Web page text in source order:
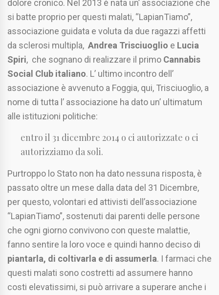
dolore cronico. Nel 2013 è nata un’ associazione che
si batte proprio per questi malati, “LapianTiamo”,
associazione guidata e voluta da due ragazzi affetti
da sclerosi multipla, Andrea Trisciuoglio e Lucia
Spiri, che sognano di realizzare il primo Cannabis
Social Club italiano. L’ ultimo incontro dell’
associazione è avvenuto a Foggia, qui, Trisciuoglio, a
nome di tutta l’ associazione ha dato un’ ultimatum
alle istituzioni politiche:
entro il 31 dicembre 2014 o ci autorizzate o ci
autorizziamo da soli.
Purtroppo lo Stato non ha dato nessuna risposta, è
passato oltre un mese dalla data del 31 Dicembre,
per questo, volontari ed attivisti dell’associazione
“LapianTiamo”, sostenuti dai parenti delle persone
che ogni giorno convivono con queste malattie,
fanno sentire la loro voce e quindi hanno deciso di
piantarla, di coltivarla e di assumerla. I farmaci che
questi malati sono costretti ad assumere hanno
costi elevatissimi, si può arrivare a superare anche i